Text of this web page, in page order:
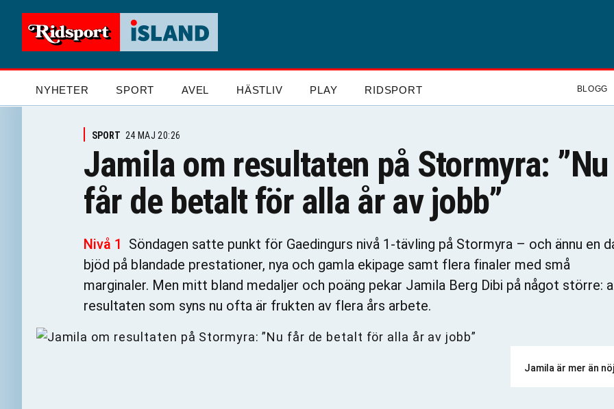
NYHETER SPORT AVEL HÄSTLIV PLAY RIDSPORT BLOGG
SPORT 24 MAJ 20:26
Jamila om resultaten på Stormyra: ”Nu
får de betalt för alla år av jobb”
Nivå 1 Söndagen satte punkt för Gaedingurs nivå 1-tävling på Stormyra – och ännu en
bjöd på blandade prestationer, nya och gamla ekipage samt flera finaler med små
marginaler. Men mitt bland medaljer och poäng pekar Jamila Berg Dibi på något större:
resultaten som syns nu ofta är frukten av flera års arbete.
Jamila är mer än